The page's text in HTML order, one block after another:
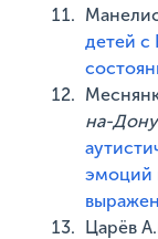
детей
на-
эмоций
Царёв